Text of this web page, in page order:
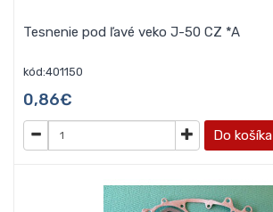
Tesnenie pod ľavé veko J-50 CZ *A
kód:401150
0,86€
Do košíka